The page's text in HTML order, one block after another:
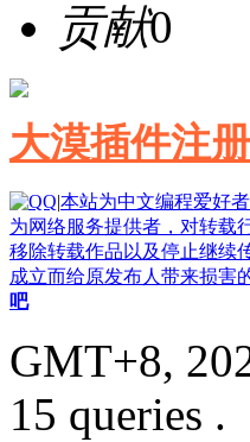
贡献0
大漠插件注
|本站为中文编程爱好
为网络服务提供者，对转载
移除转载作品以及停止继续
成立而给原发布人带来损害
吧
GMT+8,
15 queries .